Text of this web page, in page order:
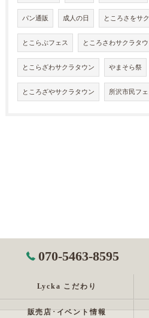
パン通販 成人の日 ところさをサ
とこらぶフェス ところさわサクラタウ
とこらざわサクラタウン やまそら祭
ところざやサクラタウン 所沢市民フ
070-5463-8595
Lycka こだわり
販売店･イベント情報